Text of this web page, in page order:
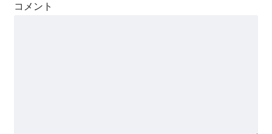
コメント